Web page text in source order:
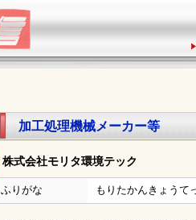
加工処理機械メーカー等
株式会社モリタ環境テック
ふりがな もりたかんきょうて